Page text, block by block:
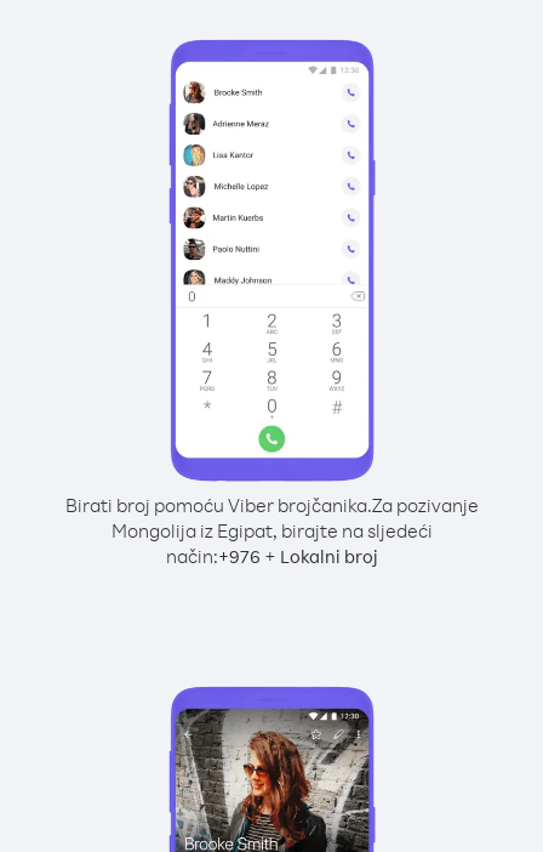
Birati broj pomoću Viber brojčanika.Za pozivanje
Mongolija iz Egipat, birajte na sljedeći
način:+976 + Lokalni broj